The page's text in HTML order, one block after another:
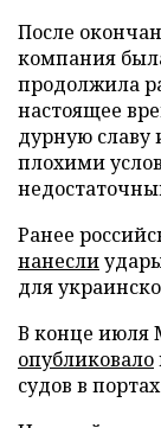
После
компания
продолжила
настоящее
дурную славу
плохими
Ранее
нанесли
для
В конце июля
опубликовало
судов в